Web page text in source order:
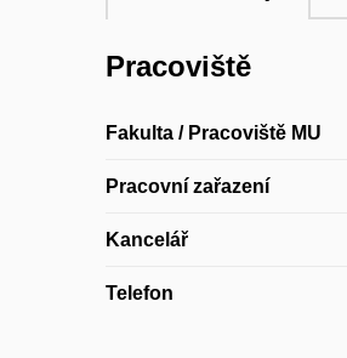
Pracoviště
Fakulta / Pracoviště MU
Pracovní zařazení
Kancelář
Telefon